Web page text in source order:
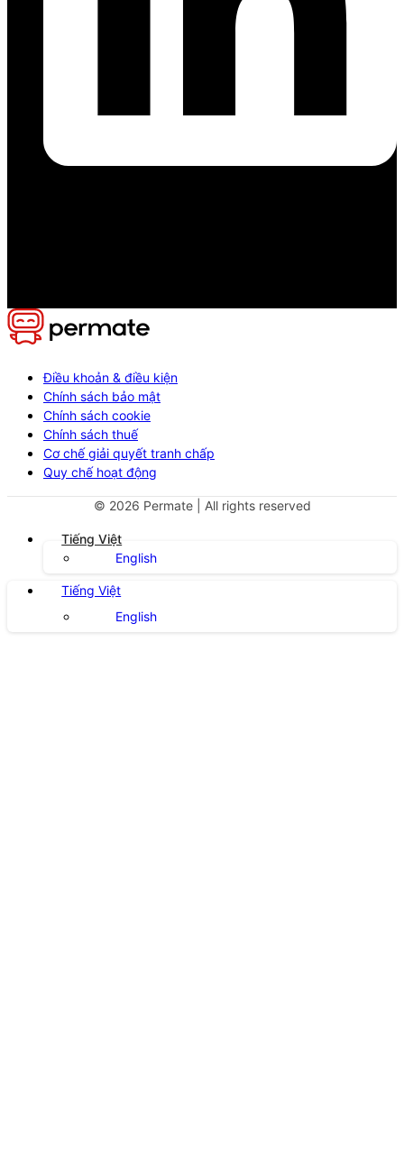
Điều khoản & điều kiện
Chính sách bảo mật
Chính sách cookie
Chính sách thuế
Cơ chế giải quyết tranh chấp
Quy chế hoạt động
© 2026 Permate | All rights reserved
Tiếng Việt
English
Tiếng Việt
English